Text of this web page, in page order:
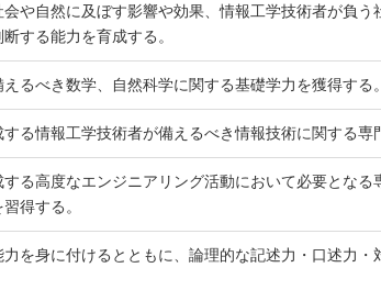
や自然に及ぼす影響や効果、情報工学技術者が負
する能力を育成する。
るべき数学、自然科学に関する基礎学力を獲得する。
る情報工学技術者が備えるべき情報技術に関する専
る高度なエンジニアリング活動において必要となる
得する。
を身に付けるとともに、論理的な記述力・口述力・